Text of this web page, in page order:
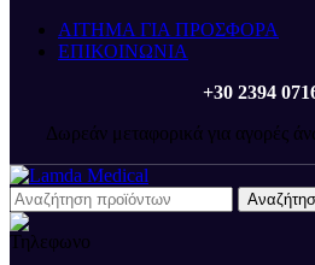
ΑΙΤΗΜΑ ΓΙΑ ΠΡΟΣΦΟΡΑ
ΕΠΙΚΟΙΝΩΝΙΑ
+30 2394
Δωρεάν μεταφορικά για αγορές